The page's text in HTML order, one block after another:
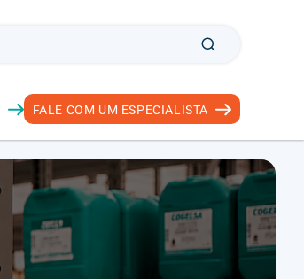
FALE COM UM ESPECIALISTA